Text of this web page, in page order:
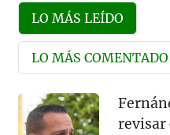
LO MÁS LEÍDO
LO MÁS COMENTADO
revisar